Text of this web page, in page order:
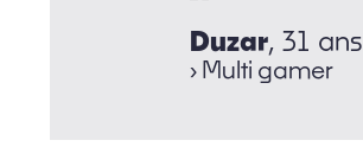
Duzar, 31 ans
› Multi gamer